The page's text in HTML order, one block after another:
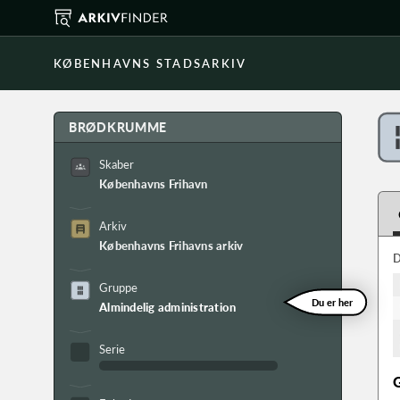
KØBENHAVNS STADSARKIV
BRØDKRUMME
Skaber
Københavns Frihavn
Arkiv
Københavns Frihavns arkiv
Gruppe
Almindelig administration
Du er her
Serie